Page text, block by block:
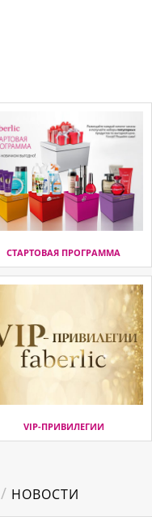
СТАРТОВАЯ ПРОГРАММА
VIP-ПРИВИЛЕГИИ
/ НОВОСТИ